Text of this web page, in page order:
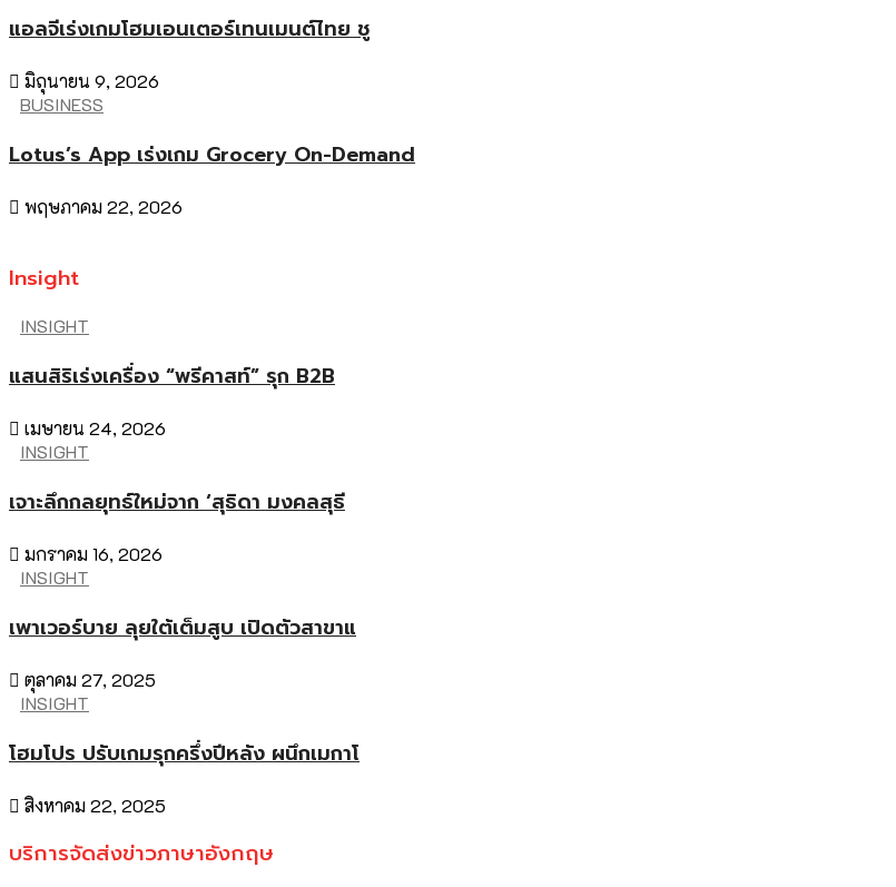
แอลจีเร่งเกมโฮมเอนเตอร์เทนเมนต์ไทย ชู
มิถุนายน 9, 2026
BUSINESS
Lotus’s App เร่งเกม Grocery On-Demand
พฤษภาคม 22, 2026
Insight
INSIGHT
แสนสิริเร่งเครื่อง “พรีคาสท์” รุก B2B
เมษายน 24, 2026
INSIGHT
เจาะลึกกลยุทธ์ใหม่จาก ‘สุธิดา มงคลสุธี
มกราคม 16, 2026
INSIGHT
เพาเวอร์บาย ลุยใต้เต็มสูบ เปิดตัวสาขาแ
ตุลาคม 27, 2025
INSIGHT
โฮมโปร ปรับเกมรุกครึ่งปีหลัง ผนึกเมกาโ
สิงหาคม 22, 2025
บริการจัดส่งข่าวภาษาอังกฤษ